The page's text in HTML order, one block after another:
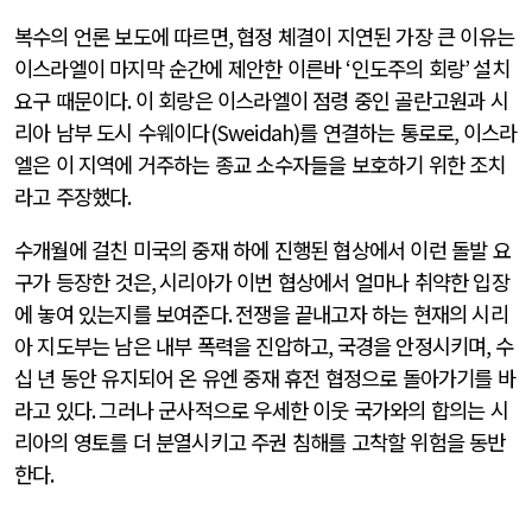
복수의 언론 보도에 따르면,협정 체결이 지연된 가장 큰 이유는
이스라엘이 마지막 순간에 제안한 이른바‘인도주의 회랑’설치
요구 때문이다.이 회랑은 이스라엘이 점령 중인 골란고원과 시
리아 남부 도시 수웨이다(Sweidah)를 연결하는 통로로, 이스라
엘은 이 지역에 거주하는 종교 소수자들을 보호하기 위한 조치
라고 주장했다.
수개월에 걸친 미국의 중재 하에 진행된 협상에서 이런 돌발 요
구가 등장한 것은,시리아가 이번 협상에서 얼마나 취약한 입장
에 놓여 있는지를 보여준다.전쟁을 끝내고자 하는 현재의 시리
아 지도부는 남은 내부 폭력을 진압하고, 국경을 안정시키며, 수
십 년 동안 유지되어 온 유엔 중재 휴전 협정으로 돌아가기를 바
라고 있다.그러나 군사적으로 우세한 이웃 국가와의 합의는 시
리아의 영토를 더 분열시키고 주권 침해를 고착할 위험을 동반
한다.